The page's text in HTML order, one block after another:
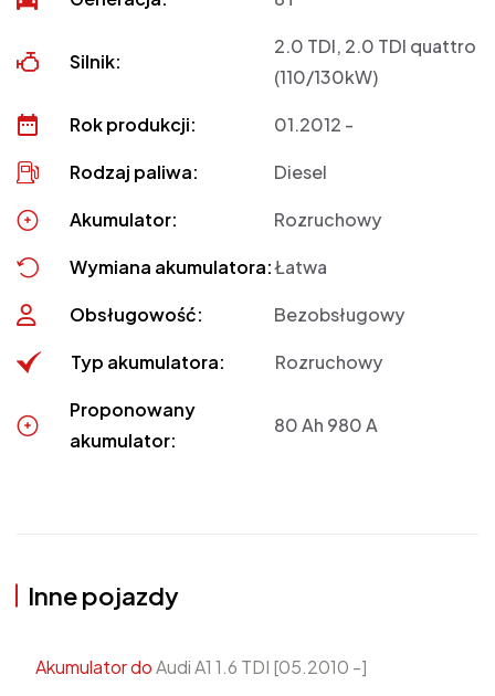
Silnik:
2.0 TDI, 2.0 TDI quattro
(110/130kW)
Rok produkcji: 01.2012 -
Rodzaj paliwa: Diesel
Akumulator: Rozruchowy
Wymiana akumulatora:Łatwa
Obsługowość: Bezobsługowy
Typ akumulatora: Rozruchowy
Proponowany
akumulator:
80 Ah 980 A
Inne pojazdy
Akumulator doAudi A1 1.6 TDI [05.2010 -]